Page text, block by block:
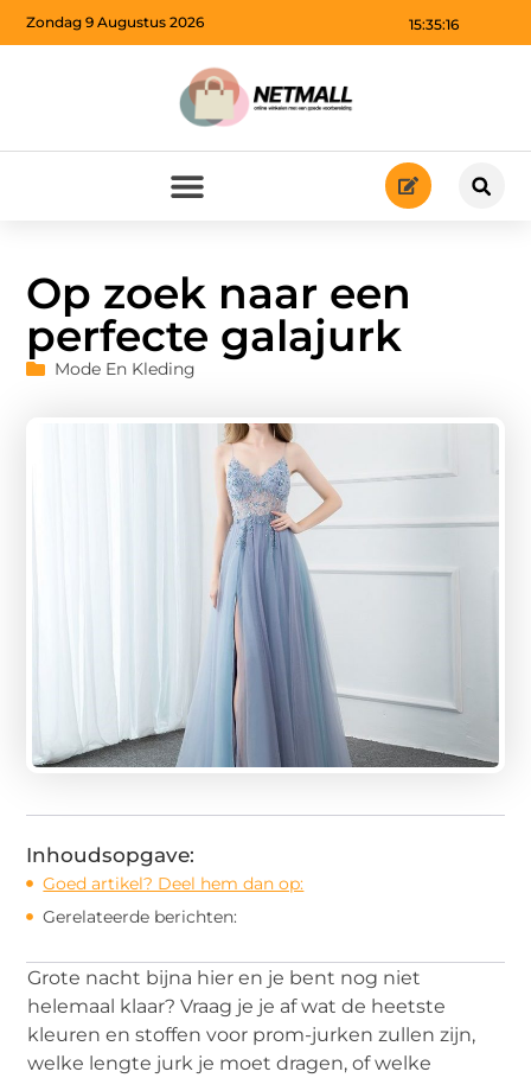
15:35:17
Zondag 9 Augustus 2026
Op zoek naar een
perfecte galajurk
Mode En Kleding
Inhoudsopgave:
Goed artikel? Deel hem dan op:
Gerelateerde berichten:
Grote nacht bijna hier en je bent nog niet
helemaal klaar? Vraag je je af wat de heetste
kleuren en stoffen voor prom-jurken zullen zijn,
welke lengte jurk je moet dragen, of welke